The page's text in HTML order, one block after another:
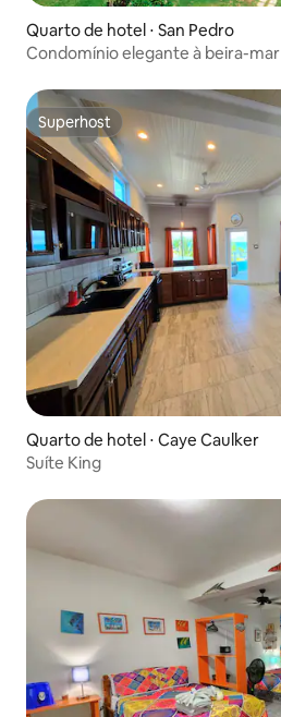
Quarto de hotel ⋅ San Pedro
Condomínio elegante à beira-mar
Superhost
Superhost
Quarto de hotel ⋅ Caye Caulker
Suíte King